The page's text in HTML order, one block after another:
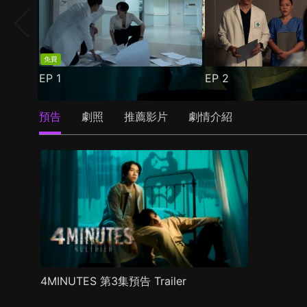
免費
EP 1 EP2
預告 劇照 推薦影片 劇情介紹
4MINUTES 第3集預告 Trailer